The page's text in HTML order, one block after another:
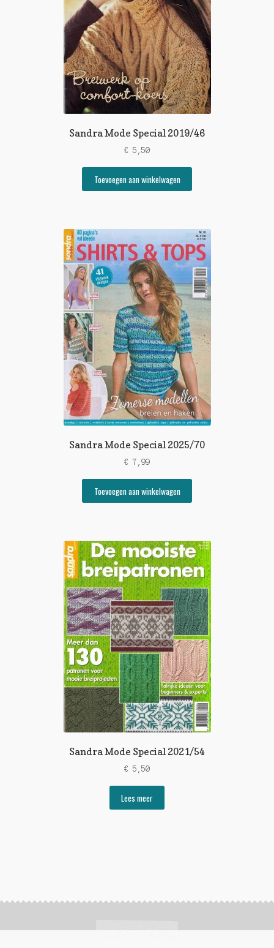
Sandra Mode Special 2019/46
€ 5,50
Toevoegen aan winkelwagen
Sandra Mode Special 2025/70
€ 7,99
Toevoegen aan winkelwagen
Sandra Mode Special 2021/54
€ 5,50
Lees meer